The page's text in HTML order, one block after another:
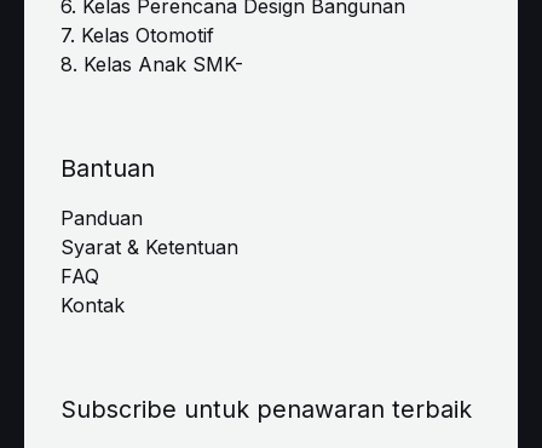
6. Kelas Perencana Design Bangunan
7. Kelas Otomotif
8. Kelas Anak SMK-
Bantuan
Panduan
Syarat & Ketentuan
FAQ
Kontak
Subscribe untuk penawaran terbaik